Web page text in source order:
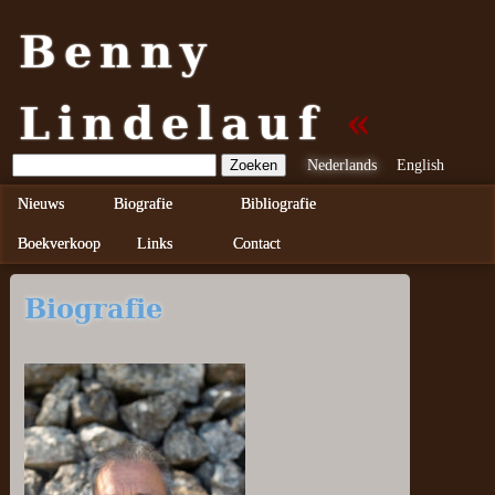
Benny
Lindelauf
Nederlands English
Nieuws Biografie Bibliografie
Boekverkoop Links Contact
Biografie